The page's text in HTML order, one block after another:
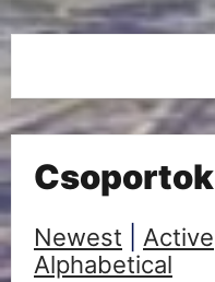
Csoportok
Newest Active
Alphabetical